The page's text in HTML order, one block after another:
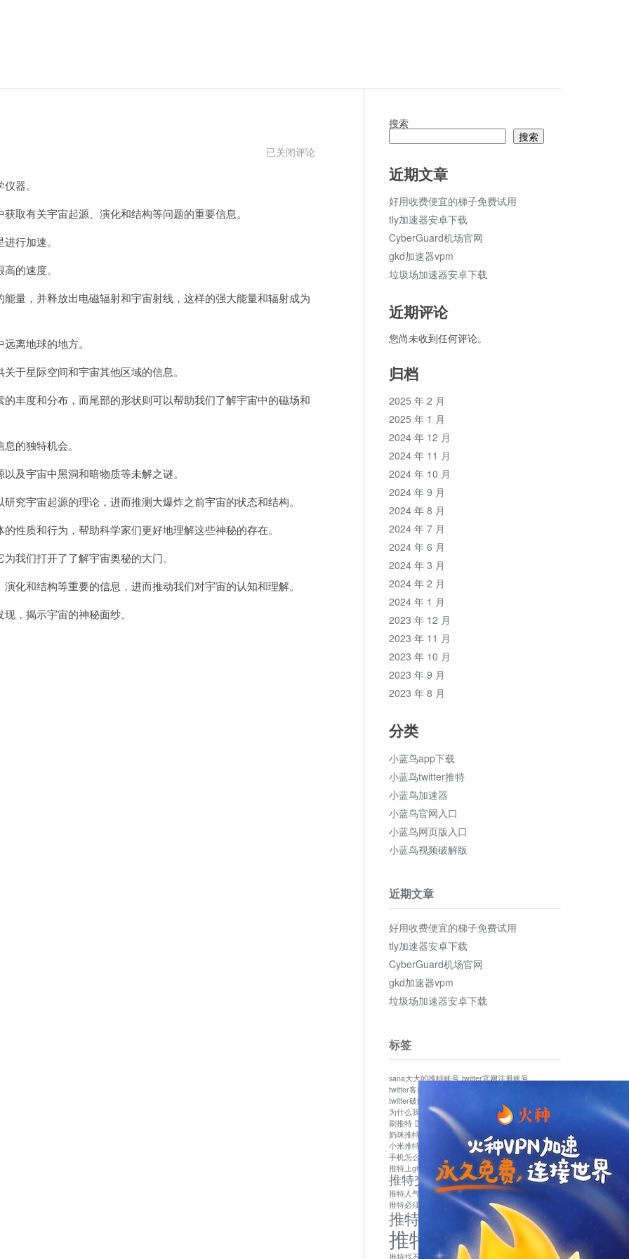
彗
已关闭评论
器。
有关宇宙起源、演化和结构等问题的重要信息。
行加速。
的速度。
，并释放出电磁辐射和宇宙射线，这样的强大能量和辐射成为
离地球的地方。
星际空间和宇宙其他区域的信息。
度和分布，而尾部的形状则可以帮助我们了解宇宙中的磁场和
的独特机会。
宇宙中黑洞和暗物质等未解之谜。
宇宙起源的理论，进而推测大爆炸之前宇宙的状态和结构。
质和行为，帮助科学家们更好地理解这些神秘的存在。
们打开了了解宇宙奥秘的大门。
和结构等重要的信息，进而推动我们对宇宙的认知和理解。
揭示宇宙的神秘面纱。
搜索
搜索
近期文章
好用收费便宜的梯子免费试用
tly加速器安卓下载
CyberGuard机场官网
gkd加速器vpm
垃圾场加速器安卓下载
近期评论
您尚未收到任何评论。
归档
2025 年 2 月
2025 年 1 月
2024 年 12 月
2024 年 11 月
2024 年 10 月
2024 年 9 月
2024 年 8 月
2024 年 7 月
2024 年 6 月
2024 年 3 月
2024 年 2 月
2024 年 1 月
2023 年 12 月
2023 年 11 月
2023 年 10 月
2023 年 9 月
2023 年 8 月
分类
小蓝鸟app下载
小蓝鸟twitter推特
小蓝鸟加速器
小蓝鸟官网入口
小蓝鸟网页版入口
小蓝鸟视频破解版
近期文章
好用收费便宜的梯子免费试用
tly加速器安卓下载
CyberGuard机场官网
gkd加速器vpm
垃圾场加速器安卓下载
标签
sana大大的推特账号 twitter官网注册账号
twitter客服
twitter破解版下载
为什么我推特无法保存设置
作者sana推特是什么
刷推特 国内为什么不能用twitter 国内能用twitter吗
奶咪推特
如何找回推特密码
小米推特闪退是怎么回事 怎么看推特上的视频
手机怎么注册推特账号
推特devil
推特上ghs的女博主
推特交友软件app下载
推特人气萌货小蔡头喵喵喵 推特实名制
推特必须用外网吗
推特怎么取消关联手机号
推特怎么看敏感内容苹果
推特找不到账号 推特注册必须要手机号